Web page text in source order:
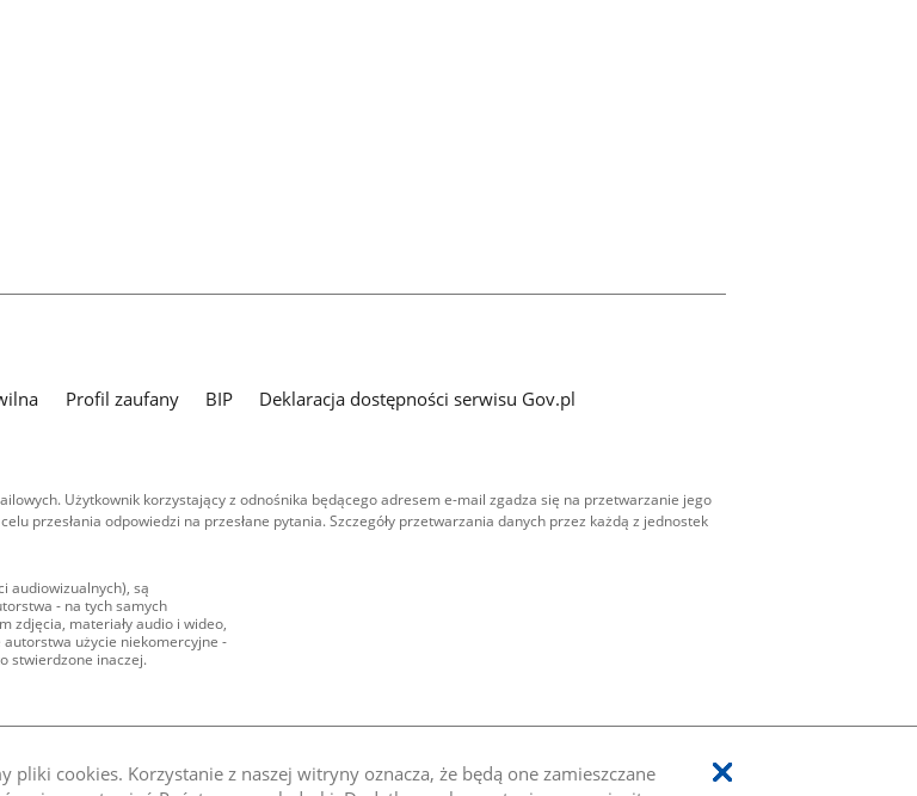
cookies. Korzystanie z naszej witryny oznacza, że będą one zamieszczane
Profil zaufany BIP
Deklaracja dostępności serwisu Gov.pl
Użytkownik korzystający z odnośnika będącego adresem e-mail zgadza się na przetwarzanie jego
przesłania odpowiedzi na przesłane pytania. Szczegóły przetwarzania danych przez każdą z jednostek
audiowizualnych), są
- na tych samych
zdjęcia, materiały audio i wideo,
użycie niekomercyjne -
stwierdzone inaczej.